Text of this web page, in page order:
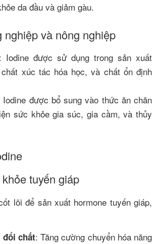
da đầu và giảm gàu.
nghiệp và nông nghiệp
: Iodine được sử dụng trong sản xuất
xúc tác hóa học, và chất ổn định
Iodine được bổ sung vào thức ăn chăn
sức khỏe gia súc, gia cầm, và thủy
tuyến giáp
lõi để sản xuất hormone tuyến giáp,
chất: Tăng cường chuyển hóa năng